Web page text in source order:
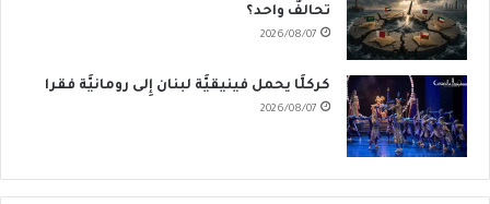
تحالفٌ واحد؟
2026/08/07
كركلَّا يحمل فينيقيَّة لبنان إِلى رومانيَّة فقرا
2026/08/07